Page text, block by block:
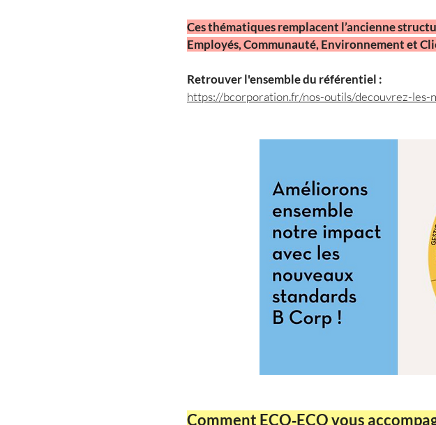
Ces thématiques remplacent l’ancienne
Employés, Communauté, Environnement et
Retrouver l'ensemble du référentiel :
https://bcorporation.fr/nos-outils/decouvrez-les-
Comment ECO‑ECO vous